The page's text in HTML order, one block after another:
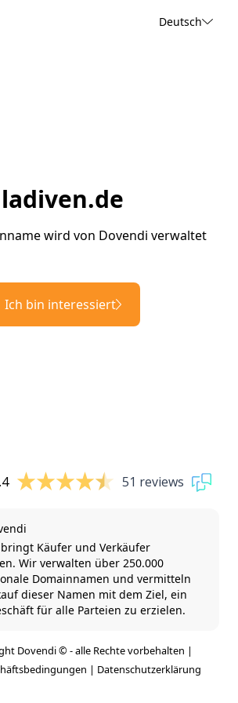
Deutsch
ladiven.de
wird von Dovendi verwaltet
Ich bin interessiert
51 reviews
Käufer und Verkäufer
Wir verwalten über 250.000
Domainnamen und vermitteln
dieser Namen mit dem Ziel, ein
für alle Parteien zu erzielen.
Dovendi © - alle Rechte vorbehalten |
| Datenschutzerklärung